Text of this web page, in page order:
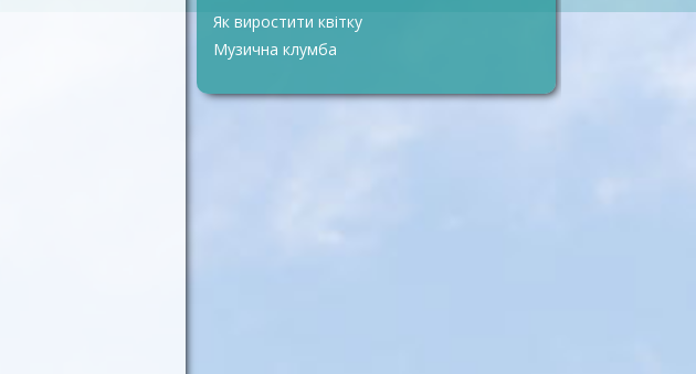
Як виростити квітку
Музична клумба